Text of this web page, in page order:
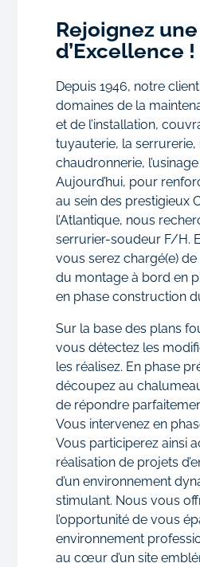
Rejoignez
d’Excellence !
Depuis 1946, notre
domaines de la
et de l’installation,
tuyauterie, la serrurerie,
chaudronnerie,
Aujourd’hui, pour
au sein des prestigieux
l’Atlantique, nous
serrurier-soudeur F/H.
vous serez chargé(e)
du montage à bord en
en phase construction
Sur la base des plans
vous détectez les
les réalisez. En phase
découpez au
de répondre
Vous intervenez en
Vous participerez ainsi
réalisation de projets
d’un environnement
stimulant. Nous vous
l’opportunité de vous
environnement
au cœur d’un site